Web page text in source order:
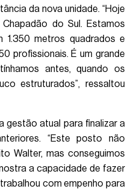
da nova unidade. “Hoje
do Sul. Estamos
1.350 metros quadrados e
profissionais. É um grande
antes, quando os
estruturados”, ressaltou
gestão atual para finalizar a
“Este posto não
Walter, mas conseguimos
a capacidade de fazer
com empenho para